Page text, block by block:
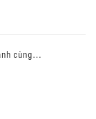
cùng…